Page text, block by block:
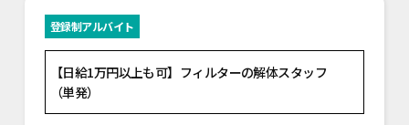
登録制アルバイト
【日給1万円以上も可】フィルターの解体スタッフ
（単発）